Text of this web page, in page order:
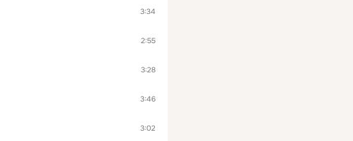
3:34
2:55
3:28
3:46
3:02